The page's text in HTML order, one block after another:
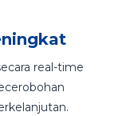
real-time